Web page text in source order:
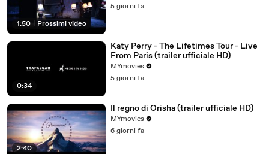
1:50 Prossimi video
5 giorni fa
0:34
Katy Perry - The Lifetimes Tour - Live
From Paris (trailer ufficiale HD)
MYmovies
5 giorni fa
2:40
Il regno di Orisha (trailer ufficiale HD)
MYmovies
6 giorni fa